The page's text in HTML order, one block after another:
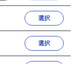
選択
選択